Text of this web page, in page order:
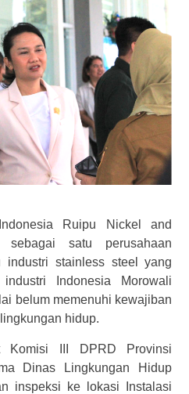
Ruipu Nickel and
satu perusahaan
industri stainless steel yang
Indonesia Morowali
belum memenuhi kewajiban
hidup.
Komisi III DPRD Provinsi
Dinas Lingkungan Hidup
inspeksi ke lokasi Instalasi